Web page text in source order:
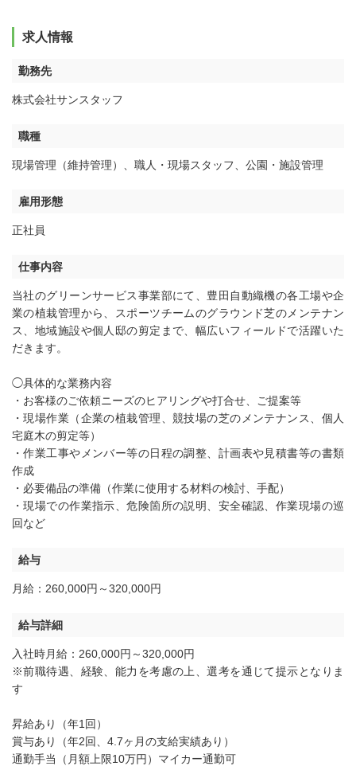
求人情報
勤務先
株式会社サンスタッフ
職種
現場管理（維持管理） 職人・現場スタッフ 公園・施設管理
雇用形態
正社員
仕事内容
当社のグリーンサービス事業部にて、豊田自動織機の各工場や企
業の植栽管理から、スポーツチームのグラウンド芝のメンテナン
ス、地域施設や個人邸の剪定まで、幅広いフィールドで活躍いた
だきます。
◯具体的な業務内容
・お客様のご依頼ニーズのヒアリングや打合せ、ご提案等
・現場作業（企業の植栽管理、競技場の芝のメンテナンス、個人
宅庭木の剪定等）
・作業工事やメンバー等の日程の調整、計画表や見積書等の書類
作成
・必要備品の準備（作業に使用する材料の検討、手配）
・現場での作業指示、危険箇所の説明、安全確認、作業現場の巡
回など
給与
月給：260,000円～320,000円
給与詳細
入社時月給：260,000円～320,000円
※前職待遇、経験、能力を考慮の上、選考を通じて提示となりま
す
昇給あり（年1回）
賞与あり（年2回、4.7ヶ月の支給実績あり）
通勤手当（月額上限10万円）マイカー通勤可